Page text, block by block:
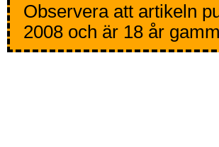
Observera att artikeln
2008 och är 18 år